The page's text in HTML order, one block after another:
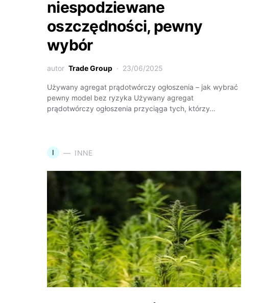
niespodziewane
oszczędności, pewny
wybór
autor Trade Group 23/06/2025
Używany agregat prądotwórczy ogłoszenia – jak wybrać
pewny model bez ryzyka Używany agregat
prądotwórczy ogłoszenia przyciąga tych, którzy…
I INNE